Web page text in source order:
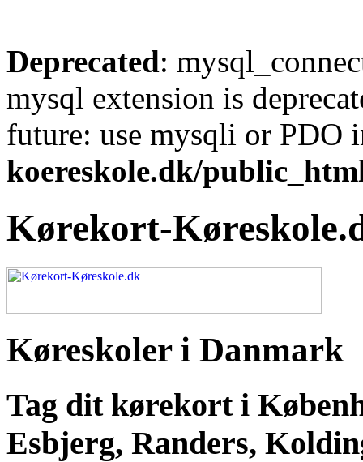
Deprecated:
mysql extension is
future: use mysqli or PDO
koereskole.dk/
Kørekort-
Køreskoler i Danmark
Tag dit kørekort i
Esbjerg, Randers,